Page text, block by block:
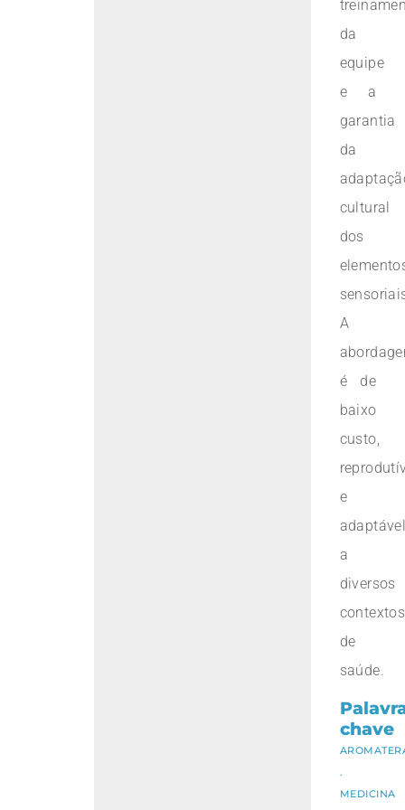
da
equipe
e a
garantia
da
cultural
dos
A
é de
baixo
custo,
e
a
diversos
contextos
de
saúde.
chave
.
MEDICINA